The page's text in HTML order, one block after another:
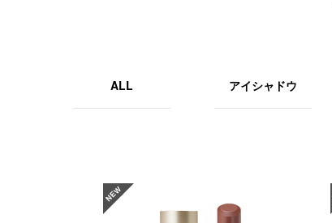
ALL アイシャドウ
NEW